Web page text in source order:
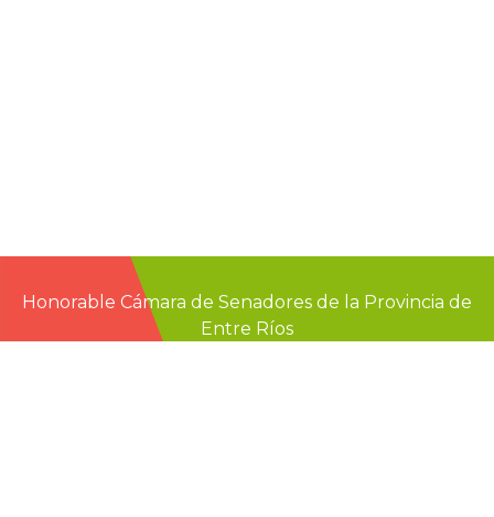
Honorable Cámara de Senadores de la Provincia de
Entre Ríos